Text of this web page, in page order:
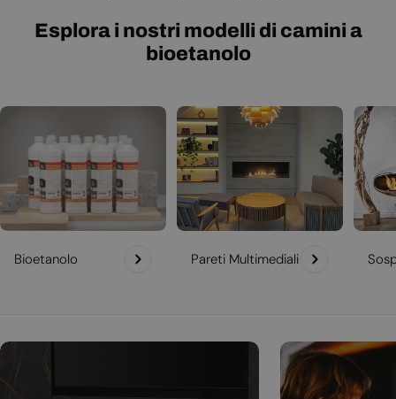
Esplora i nostri modelli di camini a
bioetanolo
Bioetanolo Pareti Multimediali